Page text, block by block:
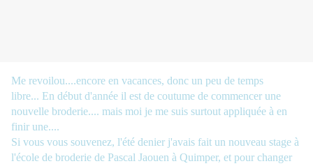
Me revoilou....encore en vacances, donc un peu de temps
libre... En début d'année il est de coutume de commencer une
nouvelle broderie.... mais moi je me suis surtout appliquée à en
finir une....
Si vous vous souvenez, l'été denier j'avais fait un nouveau stage à
l'école de broderie de Pascal Jaouen à Quimper, et pour changer